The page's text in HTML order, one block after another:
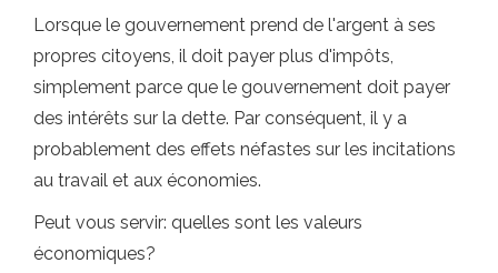
Lorsque le gouvernement prend de l'argent à ses
propres citoyens, il doit payer plus d'impôts,
simplement parce que le gouvernement doit payer
des intérêts sur la dette. Par conséquent, il y a
probablement des effets néfastes sur les incitations
au travail et aux économies.
Peut vous servir: quelles sont les valeurs
économiques?